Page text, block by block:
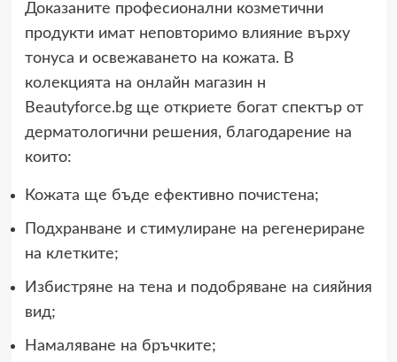
Доказаните професионални козметични
продукти имат неповторимо влияние върху
тонуса и освежаването на кожата. В
колекцията на онлайн магазин н
Beautyforce.bg ще откриете богат спектър от
дерматологични решения, благодарение на
които:
Кожата ще бъде ефективно почистена;
Подхранване и стимулиране на регенериране
на клетките;
Избистряне на тена и подобряване на сияйния
вид;
Намаляване на бръчките;